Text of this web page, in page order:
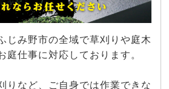
じみ野市の全域で草刈りや庭木
庭仕事に対応しております。
りなど、ご自身では作業できな